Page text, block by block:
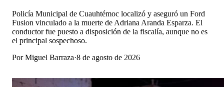
Policía Municipal de Cuauhtémoc localizó y aseguró un Ford
Fusion vinculado a la muerte de Adriana Aranda Esparza. El
conductor fue puesto a disposición de la fiscalía, aunque no es
el principal sospechoso.
PorMiguel Barraza·8 de agosto de 2026